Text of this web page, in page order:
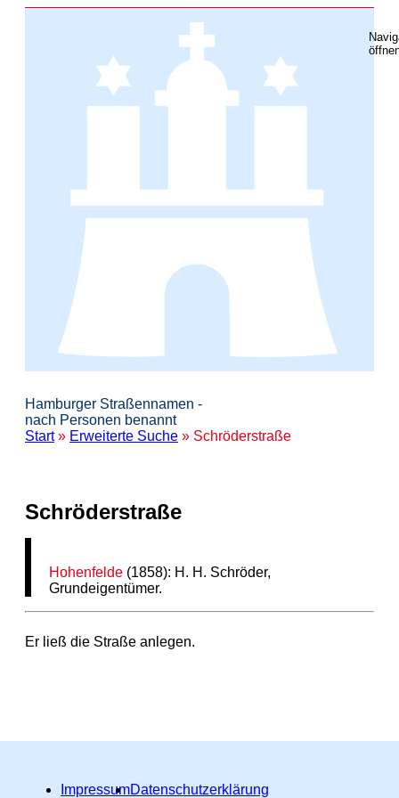
Hamburger Straßennamen -
nach Personen benannt
Start» Erweiterte Suche » Schröderstraße
Schröderstraße
Hohenfelde (1858): H. H. Schröder,
Grundeigentümer.
Er ließ die Straße anlegen.
ImpressumDatenschutzerklärung